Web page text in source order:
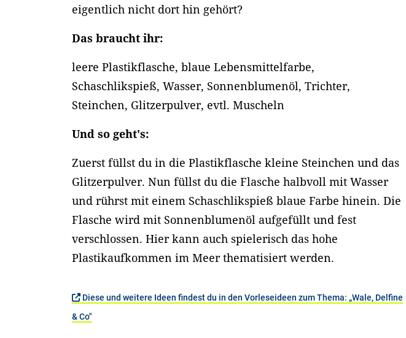
eigentlich nicht dort hin gehört?
Das braucht ihr:
leere Plastikflasche, blaue Lebensmittelfarbe,
Schaschlikspieß, Wasser, Sonnenblumenöl, Trichter,
Steinchen, Glitzerpulver, evtl. Muscheln
Und so geht's:
Zuerst füllst du in die Plastikflasche kleine Steinchen und das
Glitzerpulver. Nun füllst du die Flasche halbvoll mit Wasser
und rührst mit einem Schaschlikspieß blaue Farbe hinein. Die
Flasche wird mit Sonnenblumenöl aufgefüllt und fest
verschlossen. Hier kann auch spielerisch das hohe
Plastikaufkommen im Meer thematisiert werden.
Diese und weitere Ideen findest du in den Vorleseideen zum Thema: „Wale, Delfine
& Co"